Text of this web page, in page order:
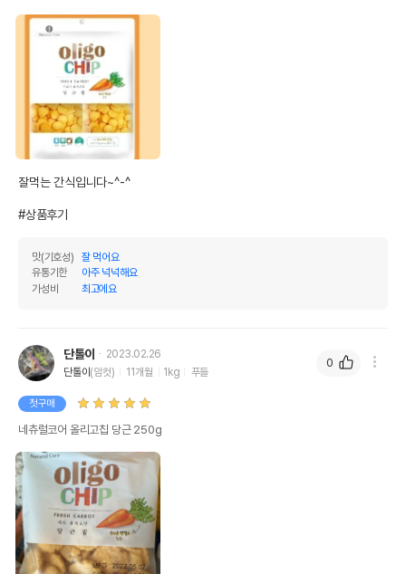
잘먹는 간식입니다~^-^
#상품후기
맛(기호성)
잘 먹어요
유통기한
아주 넉넉해요
가성비
최고에요
단톨이
2023.02.26
단톨이(암컷) 11개월 1kg 푸들
첫구매
네츄럴코어 올리고칩 당근 250g
0